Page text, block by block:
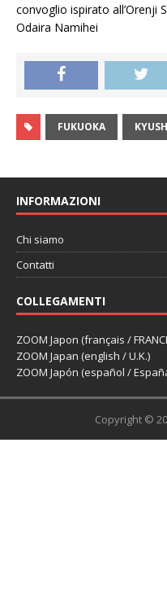
convoglio ispirato all’Orenji
Odaira Namihei
FUKUOKA
INFORMAZIONI
Chi siamo
Contatti
COLLEGAMENTI
ZOOM Japon (français /
ZOOM Japan (english / U.K.)
ZOOM Japón (español /
Copyright ©